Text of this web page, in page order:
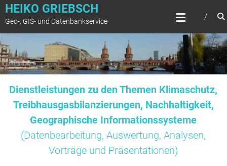
Zum
springen
HEIKO GRIEBSCH
Geo-, GIS- und Datenbankservice
Dienstleistungen zu den Themen Klimaschutz,
Treibhausgasbilanzierungen, Nachhaltigkeit,
Geographische Informationssysteme
(Datenbearbeitung, Auswertung, Analysen,
Vorträge und Präsentationen)